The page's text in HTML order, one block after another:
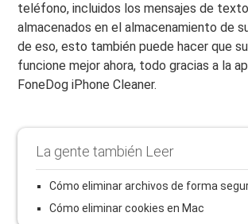
teléfono, incluidos los mensajes de
almacenados en el almacenamiento de
de eso, esto también puede hacer que
funcione mejor ahora, todo gracias a la
FoneDog iPhone Cleaner.
La gente también Leer
Cómo eliminar archivos de forma
Cómo eliminar cookies en Mac